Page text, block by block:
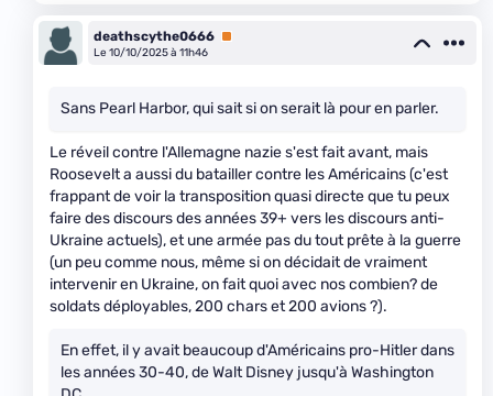
deathscythe0666 Premium
Le 10/10/2025 à 11h46
Sans Pearl Harbor, qui sait si on serait là pour en parler.
Le réveil contre l'Allemagne nazie s'est fait avant, mais
Roosevelt a aussi du batailler contre les Américains (c'est
frappant de voir la transposition quasi directe que tu peux
faire des discours des années 39+ vers les discours anti-
Ukraine actuels), et une armée pas du tout prête à la guerre
(un peu comme nous, même si on décidait de vraiment
intervenir en Ukraine, on fait quoi avec nos combien? de
soldats déployables, 200 chars et 200 avions ?).
En effet, il y avait beaucoup d'Américains pro-Hitler dans
les années 30-40, de Walt Disney jusqu'à Washington